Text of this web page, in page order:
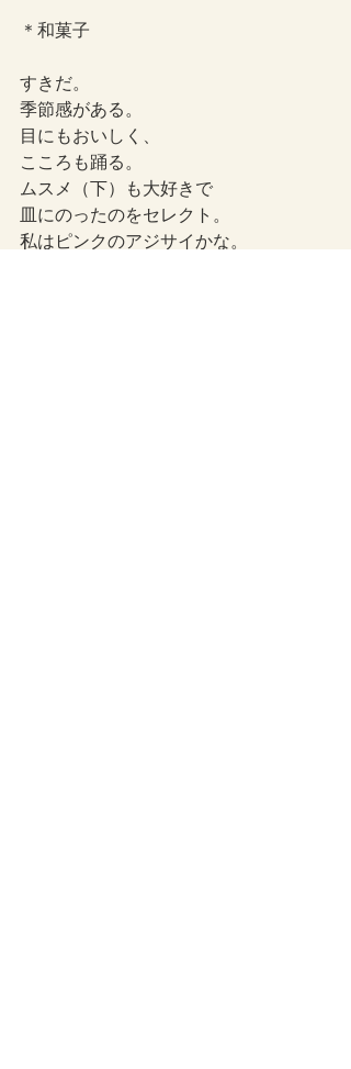
＊和菓子
すきだ。
季節感がある。
目にもおいしく、
こころも踊る。
ムスメ（下）も大好きで
皿にのったのをセレクト。
私はピンクのアジサイかな。